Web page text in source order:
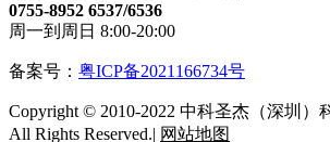
0755-8952 6537/6536
周一到周日 8:00-20:00
备案号： 粤ICP备2021166734号
Copyright © 2010-2022 中科圣杰（深圳）
All Rights Reserved.| 网站地图